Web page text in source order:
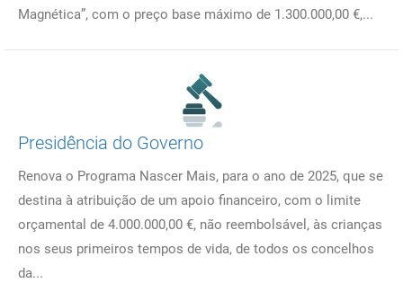
Magnética”, com o preço base máximo de 1.300.000,00 €,...
Presidência do Governo
Renova o Programa Nascer Mais, para o ano de 2025, que se
destina à atribuição de um apoio financeiro, com o limite
orçamental de 4.000.000,00 €, não reembolsável, às crianças
nos seus primeiros tempos de vida, de todos os concelhos
da...